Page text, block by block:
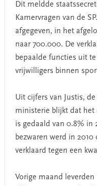
Dit meldde
Kamervragen van de
afgegeven, in het
naar 700.000. De
bepaalde functies uit
vrijwilligers binnen
Uit cijfers van Justis,
ministerie blijkt dat het
is gedaald van 0.8% in
bezwaren werd in 2010
verklaard tegen een
Vorige maand leverden